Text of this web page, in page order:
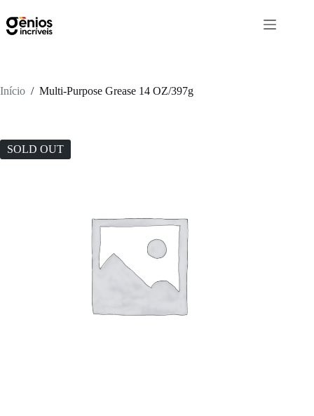
Início / Multi-Purpose Grease 14 OZ/397g
SOLD OUT